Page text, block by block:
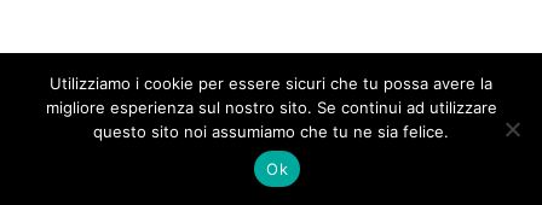
Utilizziamo i cookie per essere sicuri che tu possa avere la
migliore esperienza sul nostro sito. Se continui ad utilizzare
questo sito noi assumiamo che tu ne sia felice.
Ok